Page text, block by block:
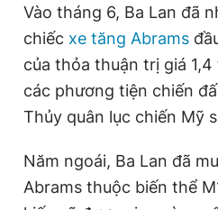
Vào tháng 6, Ba Lan đã
chiếc xe tăng Abrams
của thỏa thuận trị giá 1,4
các phương tiện chiến
Thủy quân lục chiến Mỹ
Năm ngoái, Ba Lan đã
Abrams thuộc biến thể